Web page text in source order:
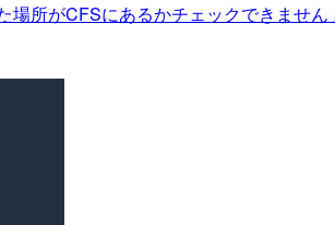
所がCFSにあるかチェックできません